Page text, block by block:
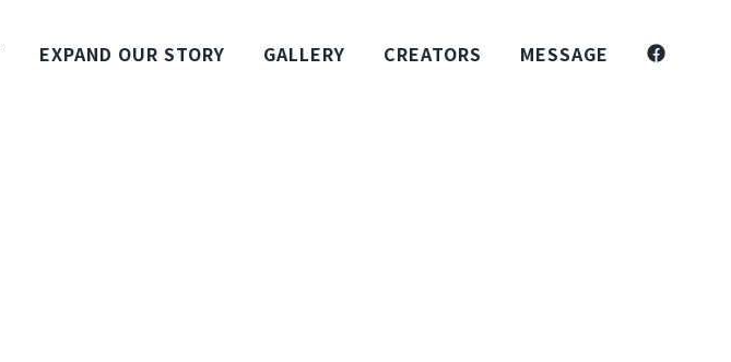
EXPAND OUR STORY GALLERY CREATORS MESSAGE